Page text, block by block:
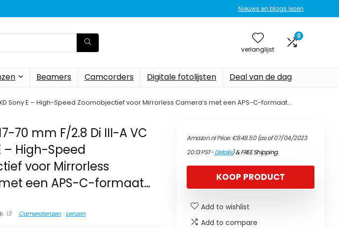
Nieuws en blogs lezen
verlanglijst
0
Beamers Camcorders Digitale fotolijsten Deal van de dag
Sony E – High-Speed Zoomobjectief voor Mirrorless Camera’s met een APS-C-formaat…
70 mm F/2.8 Di III-A VC
– High-Speed
voor Mirrorless
een APS-C-formaat…
13 Cameralenzen Lenzen
Amazon.nl Price:€848.50(as of 07/04/2023
20:13 PST-Details)&FREE Shipping.
KOOP PRODUCT
Add to wishlist
Add to compare